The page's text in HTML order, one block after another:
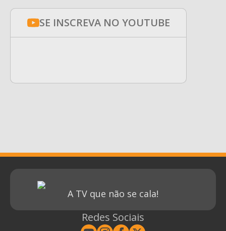
SE INSCREVA NO YOUTUBE
A TV que não se cala!
Redes Sociais